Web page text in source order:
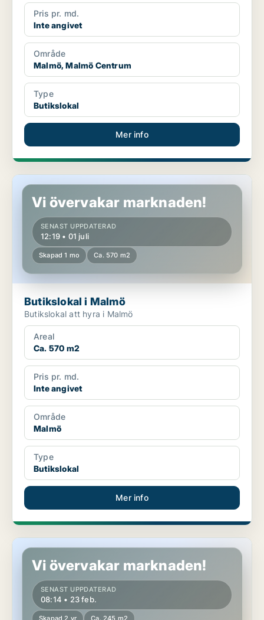
Pris pr. md.
Inte angivet
Område
Malmö, Malmö Centrum
Type
Butikslokal
Mer info
Butikslokal i Malmö
Vi övervakar marknaden!
SENAST UPPDATERAD
12:19 • 01 juli
Skapad 1 mo Ca. 570 m2
Butikslokal i Malmö
Butikslokal att hyra i Malmö
Areal
Ca. 570 m2
Pris pr. md.
Inte angivet
Område
Malmö
Type
Butikslokal
Mer info
Butikslokal i Malmö
Vi övervakar marknaden!
SENAST UPPDATERAD
08:14 • 23 feb.
Skapad 2 yr Ca. 245 m2